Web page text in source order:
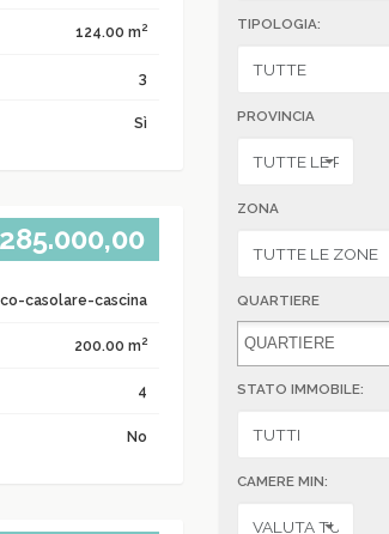
124.00 m2
3
Sì
casolare-cascina
200.00 m2
4
No
TIPOLOGIA:
PROVINCIA
ZONA
QUARTIERE
STATO IMMOBILE:
CAMERE MIN: